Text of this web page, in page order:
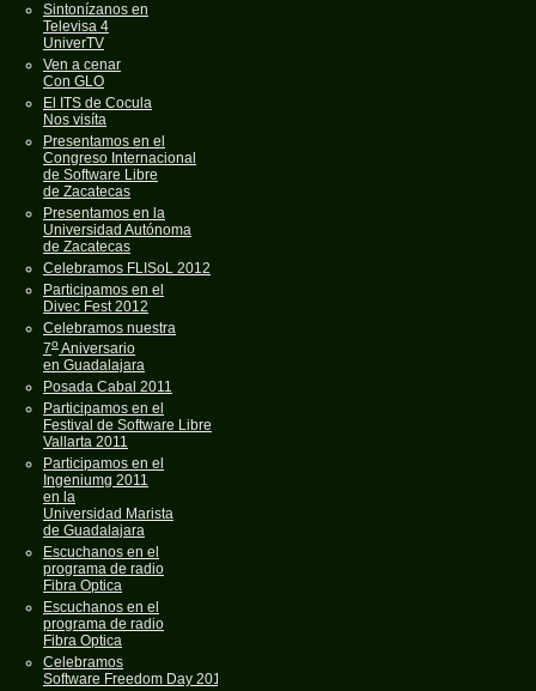
Sintonízanos en
Televisa 4
UniverTV
Ven a cenar
Con GLO
El ITS de Cocula
Nos visíta
Presentamos en el
Congreso Internacional
de Software Libre
de Zacatecas
Presentamos en la
Universidad Autónoma
de Zacatecas
Celebramos FLISoL 2012
Participamos en el
Divec Fest 2012
Celebramos nuestra
7oAniversario
en Guadalajara
Posada Cabal 2011
Participamos en el
Festival de Software Libre
Vallarta 2011
Participamos en el
Ingeniumg 2011
en la
Universidad Marista
de Guadalajara
Escuchanos en el
programa de radio
Fibra Optica
Escuchanos en el
programa de radio
Fibra Optica
Celebramos
Software Freedom Day 2011